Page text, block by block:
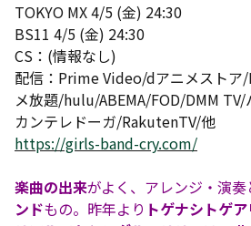
TOKYO MX 4/5 (金) 24:30
BS11 4/5 (金) 24:30
CS：(情報なし)
配信：Prime Video/dアニメストア
メ放題/hulu/ABEMA/FOD/DMM
カンテレドーガ/RakutenTV/他
https://girls-band-cry.com/
楽曲の出来がよく、アレンジ・演奏
ンドもの。昨年より トゲナシトゲア